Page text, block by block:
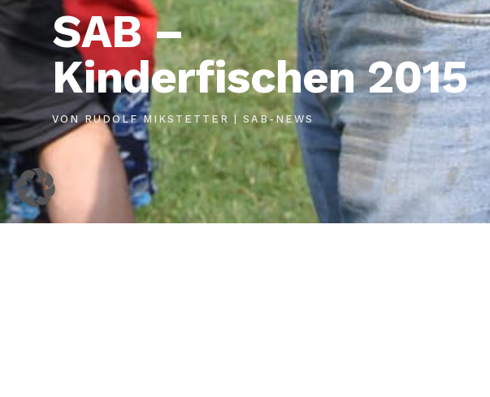
SAB –
Kinderfischen 2015
VONRUDOLF MIKSTETTER | SAB-NEWS